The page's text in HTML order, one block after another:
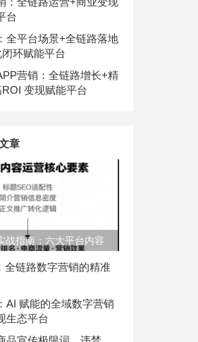
台
全平台场景+全链路落地
环赋能平台
营销：全链路增长+精
变现赋能平台
章
战指南：六大平台内容
范
全链路数字营销的精准
AI 赋能的全域数字营销
生态平台